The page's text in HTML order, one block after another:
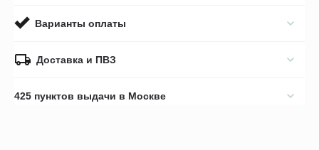
Варианты оплаты
Доставка и ПВЗ
425 пунктов выдачи в Москве